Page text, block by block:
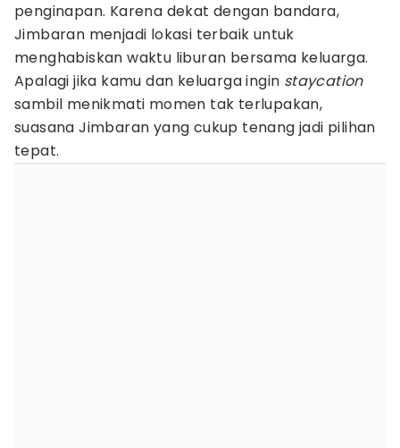
penginapan. Karena dekat dengan bandara,
Jimbaran menjadi lokasi terbaik untuk
menghabiskan waktu liburan bersama keluarga.
Apalagi jika kamu dan keluarga ingin staycation
sambil menikmati momen tak terlupakan,
suasana Jimbaran yang cukup tenang jadi pilihan
tepat.